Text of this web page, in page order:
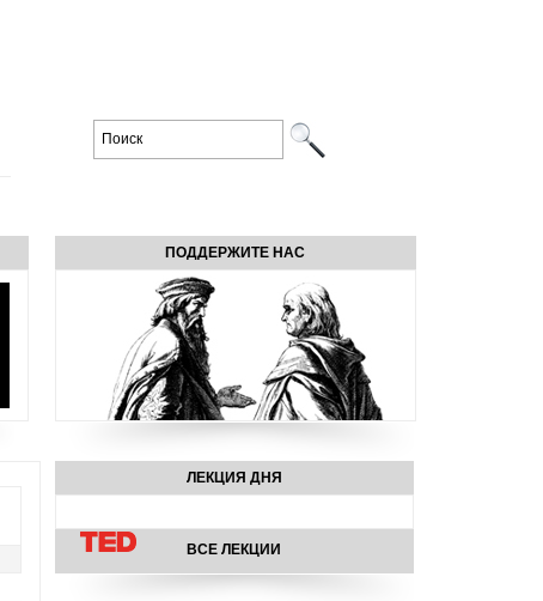
ПОДДЕРЖИТЕ НАС
ЛЕКЦИЯ ДНЯ
ВСЕ ЛЕКЦИИ